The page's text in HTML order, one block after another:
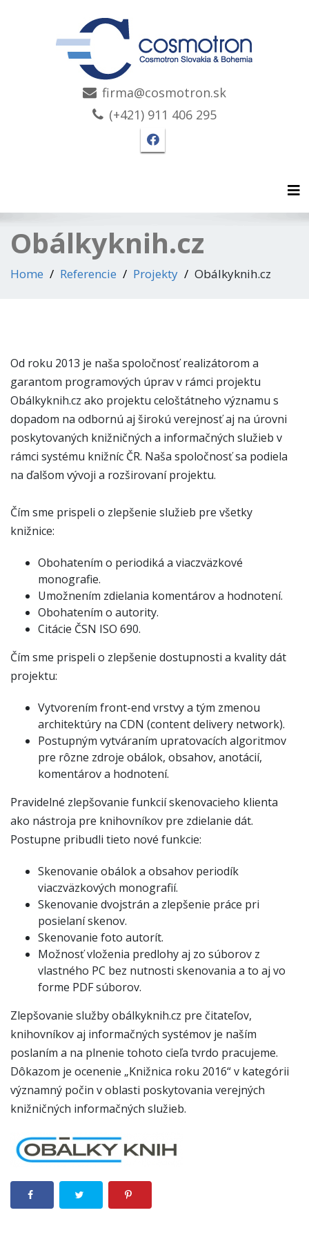
firma@cosmotron.sk
(+421) 911 406 295
Facebook stránka
Obálkyknih.cz
Home Referencie Projekty Obálkyknih.cz
Od roku 2013 je naša spoločnosť realizátorom a
garantom programových úprav v rámci projektu
Obálkyknih.cz ako projektu celoštátneho významu s
dopadom na odbornú aj širokú verejnosť aj na úrovni
poskytovaných knižničných a informačných služieb v
rámci systému knižníc ČR. Naša spoločnosť sa podiela
na ďalšom vývoji a rozširovaní projektu.
Čím sme prispeli o zlepšenie služieb pre všetky
knižnice:
Obohatením o periodiká a viaczväzkové
monografie.
Umožnením zdielania komentárov a hodnotení.
Obohatením o autority.
Citácie ČSN ISO 690.
Čím sme prispeli o zlepšenie dostupnosti a kvality dát
projektu:
Vytvorením front-end vrstvy a tým zmenou
architektúry na CDN (content delivery network).
Postupným vytváraním upratovacích algoritmov
pre rôzne zdroje obálok, obsahov, anotácií,
komentárov a hodnotení.
Pravidelné zlepšovanie funkcií skenovacieho klienta
ako nástroja pre knihovníkov pre zdielanie dát.
Postupne pribudli tieto nové funkcie:
Skenovanie obálok a obsahov periodík
viaczväzkových monografií.
Skenovanie dvojstrán a zlepšenie práce pri
posielaní skenov.
Skenovanie foto autorít.
Možnosť vloženia predlohy aj zo súborov z
vlastného PC bez nutnosti skenovania a to aj vo
forme PDF súborov.
Zlepšovanie služby obálkyknih.cz pre čitateľov,
knihovníkov aj informačných systémov je naším
poslaním a na plnenie tohoto cieľa tvrdo pracujeme.
Dôkazom je ocenenie „Knižnica roku 2016“ v kategórii
významný počin v oblasti poskytovania verejných
knižničných informačných služieb.